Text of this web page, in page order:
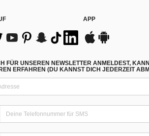
APP
FÜR UNSEREN NEWSLETTER ANMELDEST,
ERFAHREN (DU KANNST DICH JEDERZEIT